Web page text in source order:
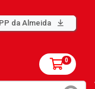
da Almeida
0